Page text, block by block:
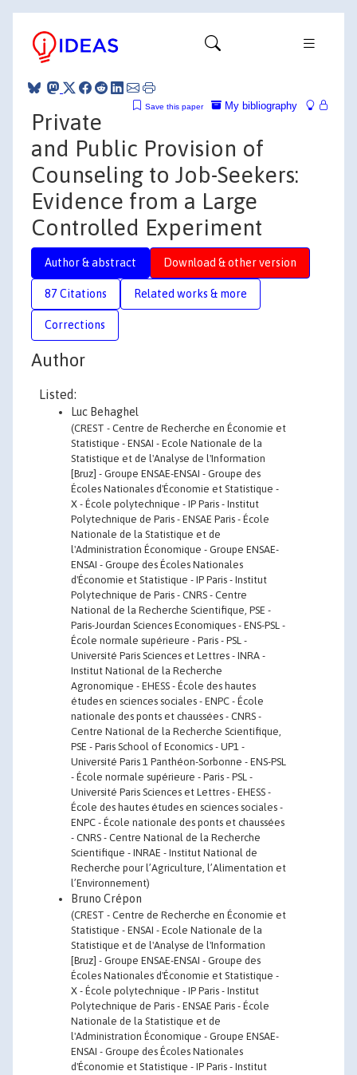
My bibliography
Save this paper
Private
and Public Provision of
Counseling to Job-Seekers:
Evidence from a Large
Controlled Experiment
Author & abstract Download & other version
87 Citations Related works & more
Corrections
Author
Listed:
Luc Behaghel
(CREST - Centre de Recherche en Économie et
Statistique - ENSAI - Ecole Nationale de la
Statistique et de l'Analyse de l'Information
[Bruz] - Groupe ENSAE-ENSAI - Groupe des
Écoles Nationales d'Économie et Statistique -
X - École polytechnique - IP Paris - Institut
Polytechnique de Paris - ENSAE Paris - École
Nationale de la Statistique et de
l'Administration Économique - Groupe ENSAE-
ENSAI - Groupe des Écoles Nationales
d'Économie et Statistique - IP Paris - Institut
Polytechnique de Paris - CNRS - Centre
National de la Recherche Scientifique, PSE -
Paris-Jourdan Sciences Economiques - ENS-PSL -
École normale supérieure - Paris - PSL -
Université Paris Sciences et Lettres - INRA -
Institut National de la Recherche
Agronomique - EHESS - École des hautes
études en sciences sociales - ENPC - École
nationale des ponts et chaussées - CNRS -
Centre National de la Recherche Scientifique,
PSE - Paris School of Economics - UP1 -
Université Paris 1 Panthéon-Sorbonne - ENS-PSL
- École normale supérieure - Paris - PSL -
Université Paris Sciences et Lettres - EHESS -
École des hautes études en sciences sociales -
ENPC - École nationale des ponts et chaussées
- CNRS - Centre National de la Recherche
Scientifique - INRAE - Institut National de
Recherche pour l’Agriculture, l’Alimentation et
l’Environnement)
Bruno Crépon
(CREST - Centre de Recherche en Économie et
Statistique - ENSAI - Ecole Nationale de la
Statistique et de l'Analyse de l'Information
[Bruz] - Groupe ENSAE-ENSAI - Groupe des
Écoles Nationales d'Économie et Statistique -
X - École polytechnique - IP Paris - Institut
Polytechnique de Paris - ENSAE Paris - École
Nationale de la Statistique et de
l'Administration Économique - Groupe ENSAE-
ENSAI - Groupe des Écoles Nationales
d'Économie et Statistique - IP Paris - Institut